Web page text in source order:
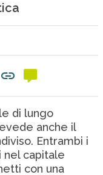
di lungo
anche il
Entrambi i
capitale
con una